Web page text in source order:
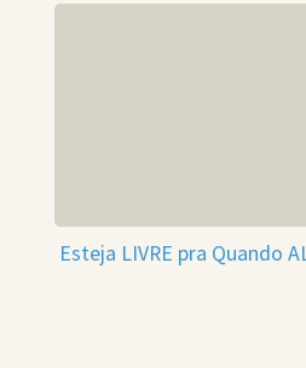
Esteja LIVRE pra Quando